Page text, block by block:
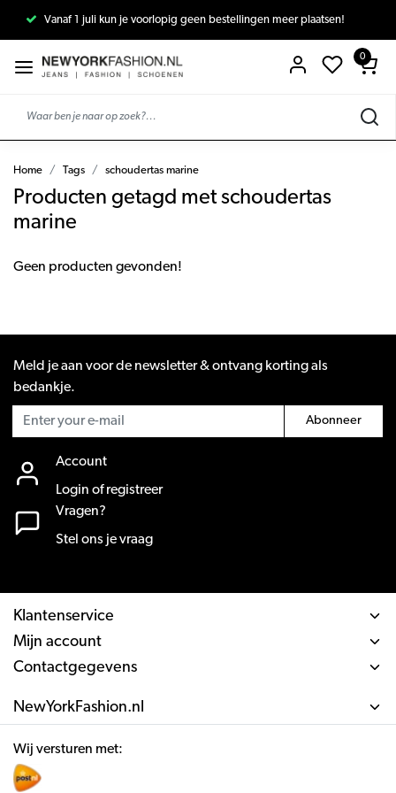
Vanaf 1 juli kun je voorlopig geen bestellingen meer plaatsen!
0
Home Tags schoudertas marine
Producten getagd met schoudertas
marine
Geen producten gevonden!
Meld je aan voor de newsletter & ontvang korting als
bedankje.
Abonneer
Account
Login of registreer
Vragen?
Stel ons je vraag
Klantenservice
Mijn account
Contactgegevens
NewYorkFashion.nl
Wij versturen met: